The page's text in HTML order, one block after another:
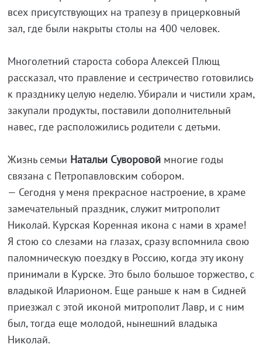
всех присутствующих на трапезу в прицерковный
зал, где были накрыты столы на 400 человек.
Многолетний староста собора Алексей Плющ
рассказал, что правление и сестричество готовились
к празднику целую неделю. Убирали и чистили храм,
закупали продукты, поставили дополнительный
навес, где расположились родители с детьми.
Жизнь семьи Натальи Суворовоймногие годы
связана с Петропавловским собором.
— Сегодня у меня прекрасное настроение, в храме
замечательный праздник, служит митрополит
Николай. Курская Коренная икона с нами в храме!
Я стою со слезами на глазах, сразу вспомнила свою
паломническую поездку в Россию, когда эту икону
принимали в Курске. Это было большое торжество, с
владыкой Иларионом. Еще раньше к нам в Сидней
приезжал с этой иконой митрополит Лавр, и с ним
был, тогда еще молодой, нынешний владыка
Николай.